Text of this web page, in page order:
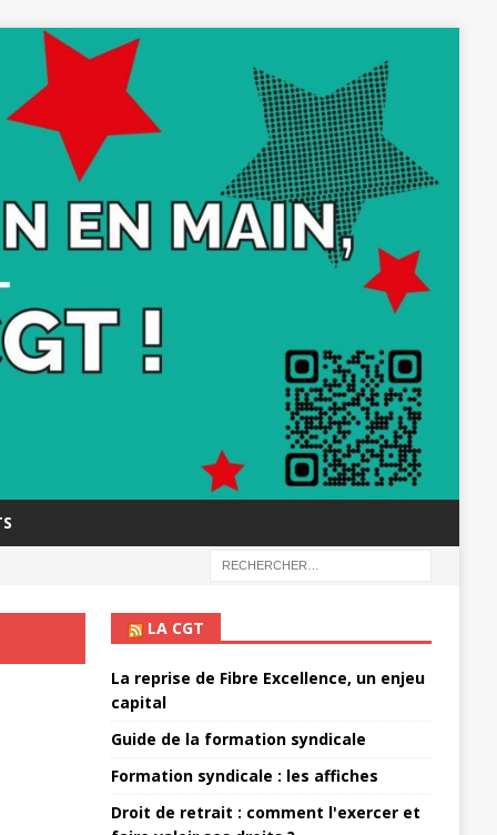
LA CGT
La reprise de Fibre Excellence, un enjeu
capital
Guide de la formation syndicale
Formation syndicale : les affiches
Droit de retrait : comment l'exercer et